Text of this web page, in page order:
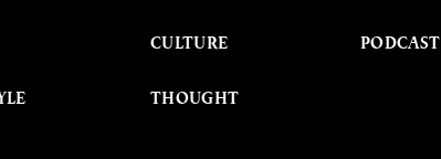
CULTURE
THOUGHT
PODCAST